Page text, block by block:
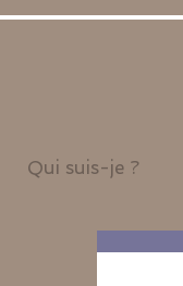
Qui suis-je ?